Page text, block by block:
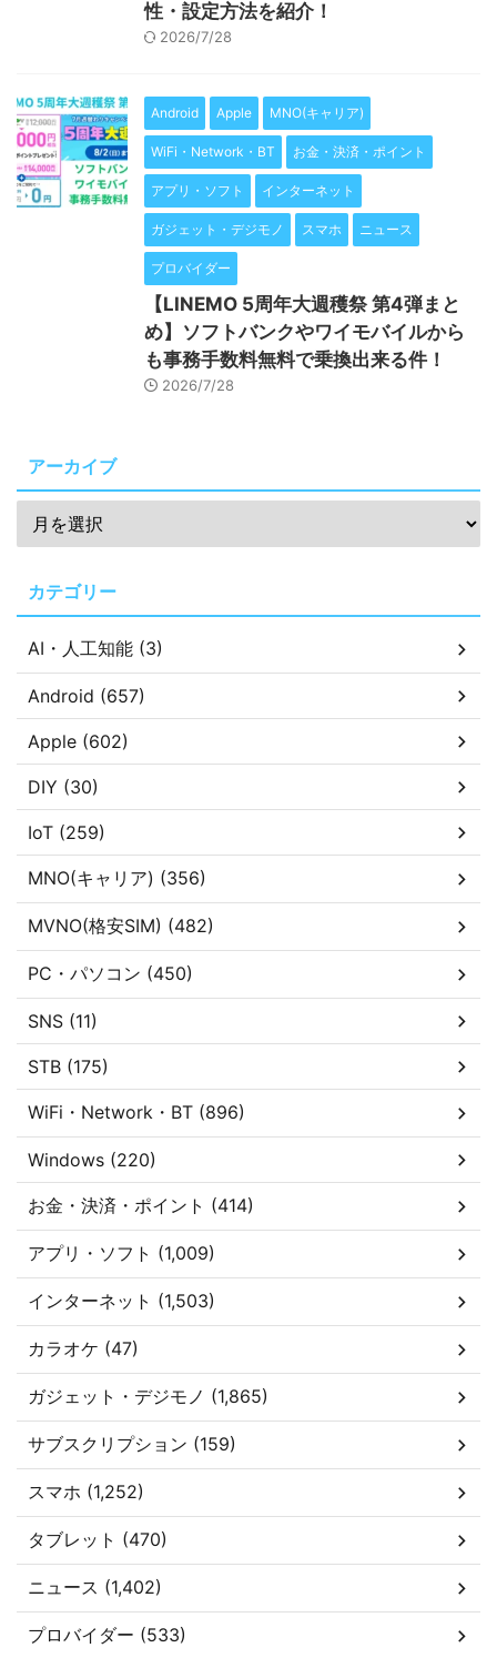
性・設定方法を紹介！
2026/7/28
Android Apple MNO(キャリア)
WiFi・Network・BT お金・決済・ポイント
アプリ・ソフト インターネット
ガジェット・デジモノ スマホ ニュース
プロバイダー
【LINEMO 5周年大週穫祭 第4弾まと
め】ソフトバンクやワイモバイルから
も事務手数料無料で乗換出来る件！
2026/7/28
アーカイブ
カテゴリー
AI・人工知能 (3)
Android (657)
Apple (602)
DIY (30)
IoT (259)
MNO(キャリア) (356)
MVNO(格安SIM) (482)
PC・パソコン (450)
SNS (11)
STB (175)
WiFi・Network・BT (896)
Windows (220)
お金・決済・ポイント (414)
アプリ・ソフト (1,009)
インターネット (1,503)
カラオケ (47)
ガジェット・デジモノ (1,865)
サブスクリプション (159)
スマホ (1,252)
タブレット (470)
ニュース (1,402)
プロバイダー (533)